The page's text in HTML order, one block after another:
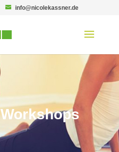
info@nicolekassner.de